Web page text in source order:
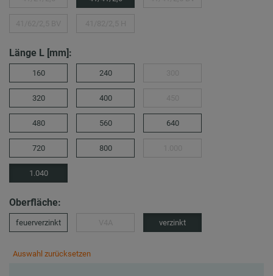
Länge L [mm]:
160 240
320 400
480 560 640
720 800
1.040
Oberfläche:
feuerverzinkt verzinkt
Auswahl zurücksetzen